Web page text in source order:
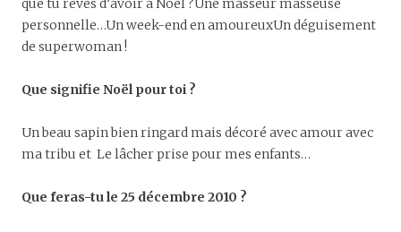
que tu rêves d’avoir à Noël ?Une masseur masseuse
personnelle…Un week-end en amoureuxUn déguisement
de superwoman !
Que signifie Noël pour toi ?
Un beau sapin bien ringard mais décoré avec amour avec
ma tribu et Le lâcher prise pour mes enfants…
Que feras-tu le 25 décembre 2010 ?